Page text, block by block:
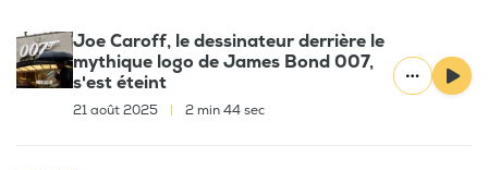
Joe Caroff, le dessinateur derrière le
mythique logo de James Bond 007,
s'est éteint
21 août 2025 2 min 44 sec